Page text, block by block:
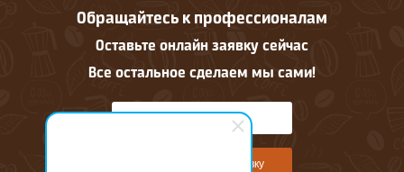
Обращайтесь к профессионалам
Оставьте онлайн заявку сейчас
Все остальное сделаем мы сами!
Оставить онлайн заявку